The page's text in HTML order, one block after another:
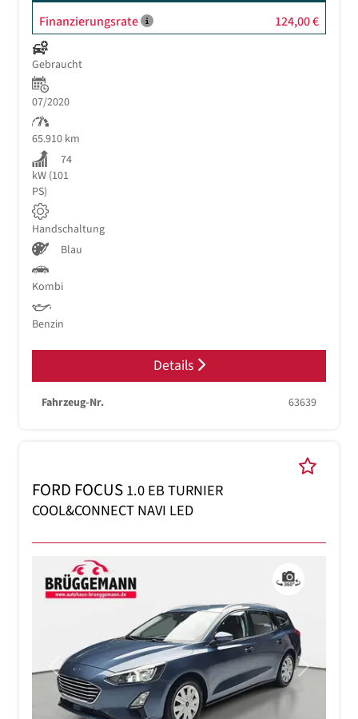
Finanzierungsrate 124,00 €
Gebraucht
07/2020
65.910 km
74
kW (101
PS)
Handschaltung
Blau
Kombi
Benzin
Details
Fahrzeug-Nr. 63639
FORD FOCUS1.0 EB TURNIER
COOL&CONNECT NAVI LED
Previous Next